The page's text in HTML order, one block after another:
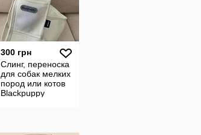
300 грн
Слинг, переноска
для собак мелких
пород или котов
Blackpuppy